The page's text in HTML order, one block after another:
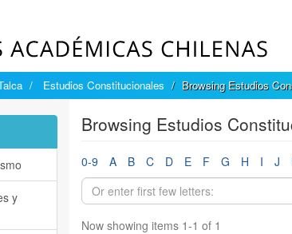
Estudios Constitucionales Browsing Estudios
Browsing Estudios
0-9 A B C D E F G H I J
Now showing items 1-1 of 1
y